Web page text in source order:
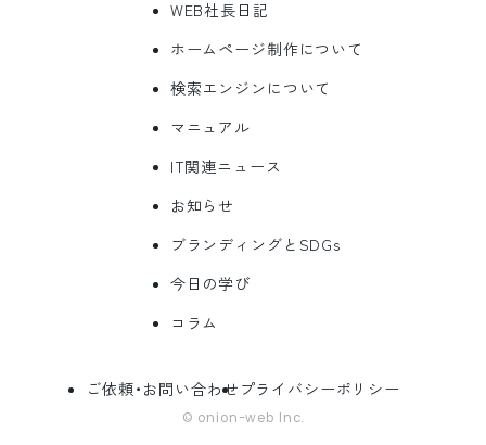
WEB社長日記
ホームページ制作について
検索エンジンについて
マニュアル
IT関連ニュース
お知らせ
ブランディングとSDGs
今日の学び
コラム
ご依頼・お問い合わせ プライバシーポリシー
© onion-web Inc.